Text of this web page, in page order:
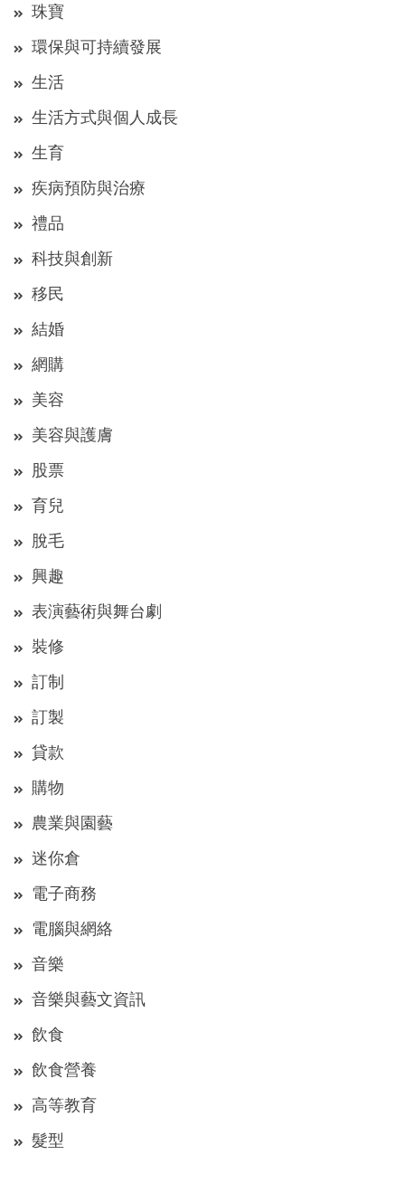
珠寶
環保與可持續發展
生活
生活方式與個人成長
生育
疾病預防與治療
禮品
科技與創新
移民
結婚
網購
美容
美容與護膚
股票
育兒
脫毛
興趣
表演藝術與舞台劇
裝修
訂制
訂製
貸款
購物
農業與園藝
迷你倉
電子商務
電腦與網絡
音樂
音樂與藝文資訊
飲食
飲食營養
高等教育
髮型